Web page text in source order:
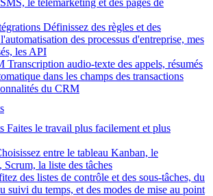
le télémarketing et des pages de
Définissez des règles et des
des processus d'entreprise, mes
les API
Transcription audio-texte des appels, résumés
dans les champs des transactions
du CRM
Faites le travail plus facilement et plus
entre le tableau Kanban, le
la liste des tâches
des listes de contrôle et des sous-tâches, du
suivi du temps, et des modes de mise au point